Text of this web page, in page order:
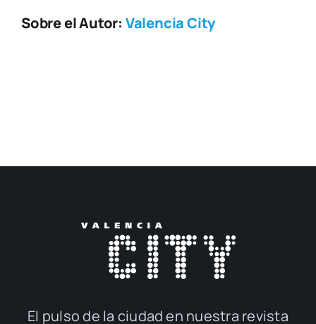
Sobre el Autor: Valencia City
El pul­so de la ciu­dad en nues­tra revis­ta